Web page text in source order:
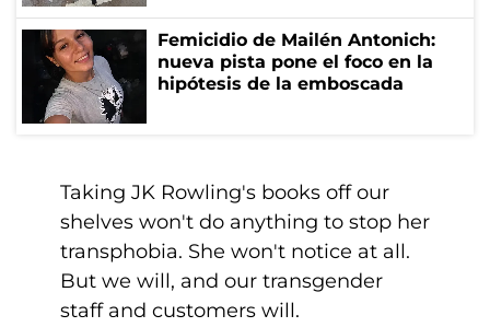
Femicidio de Mailén Antonich:
nueva pista pone el foco en la
hipótesis de la emboscada
Taking JK Rowling's books off our
shelves won't do anything to stop her
transphobia. She won't notice at all.
But we will, and our transgender
staff and customers will.